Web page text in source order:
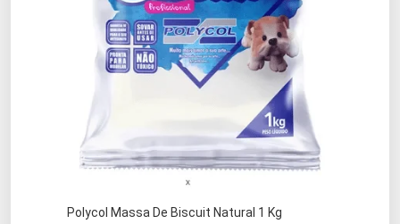
Polycol Massa De Biscuit Natural 1 Kg